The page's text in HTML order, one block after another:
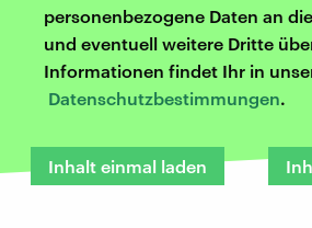
personenbezogene Daten an
und eventuell weitere Dritte
Informationen findet Ihr in
Datenschutzbestimmungen.
Inhalt einmal laden